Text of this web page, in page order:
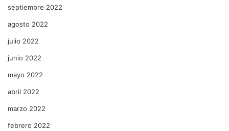
septiembre 2022
agosto 2022
julio 2022
junio 2022
mayo 2022
abril 2022
marzo 2022
febrero 2022